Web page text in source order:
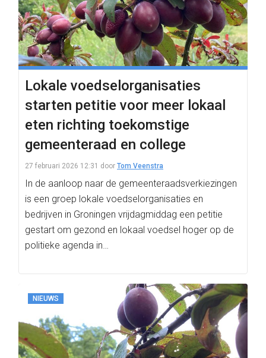
Lokale voedselorganisaties
starten petitie voor meer lokaal
eten richting toekomstige
gemeenteraad en college
27 februari 2026 12:31 door Tom Veenstra
In de aanloop naar de gemeenteraadsverkiezingen
is een groep lokale voedselorganisaties en
bedrijven in Groningen vrijdagmiddag een petitie
gestart om gezond en lokaal voedsel hoger op de
politieke agenda in…
NIEUWS